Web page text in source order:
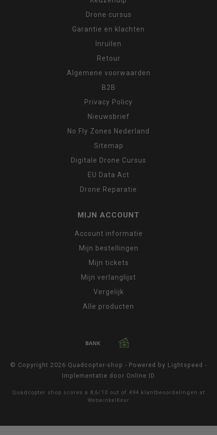
Drone cursus
Garantie en klachten
Inruilen
Retour
Algemene voorwaarden
B2B
Privacy Policy
Nieuwsbrief
No Fly Zones Nederland
Sitemap
Digitale Drone Cursus
EU Data Act
Drone Reparatie
MIJN ACCOUNT
Account informatie
Mijn bestellingen
Mijn tickets
Mijn verlanglijst
Vergelijk
Alle producten
© Copyright 2026 Quadcopter-shop - Powered by Lightspeed -
Implementatie door Online ID
Quadcopter shop scores a 8,6/ 10 out of 494 klantbeoordelingen at
WebwinkelKeur